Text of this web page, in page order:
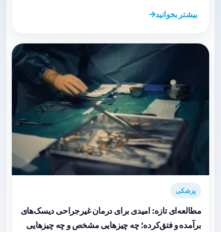
بیشتر بخوانید
پزشکی
مطالعه‌ای تازه: امیدی برای درمان غیرجراحی دیسک‌های
برآمده و فتق‌کرده؛ چه چیزهایی مشخص و چه چیزهایی